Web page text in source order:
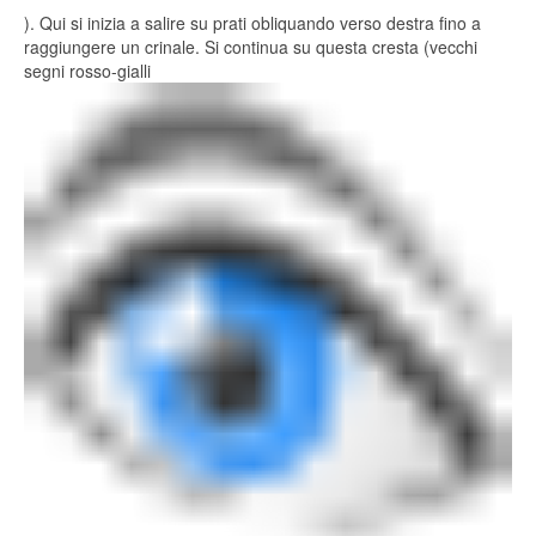
). Qui si inizia a salire su prati obliquando verso destra fino a
raggiungere un crinale. Si continua su questa cresta (vecchi
segni rosso-gialli